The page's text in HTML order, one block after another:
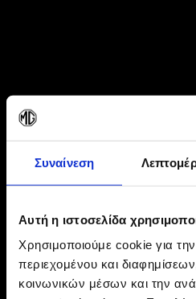
Συναίνεση
Αυτή η ιστοσελίδα
Χρησιμοποιούμε cookie για
περιεχομένου και
κοινωνικών μέσων και την